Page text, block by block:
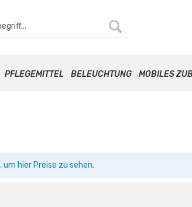
PFLEGEMITTEL BELEUCHTUNG MOBILES
, um hier Preise zu sehen.